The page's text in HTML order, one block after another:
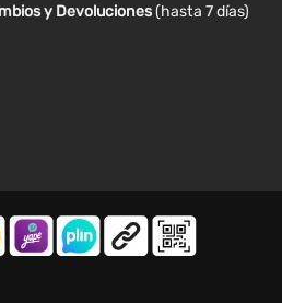
y Devoluciones (hasta 7 días)